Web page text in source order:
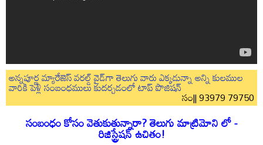
అన్నపూర్ణ మ్యారేజెస్ వరల్డ్ వైడ్‌గా తెలుగు వారు ఎక్కడున్నా అన్ని కులముల
వారికి పెళ్లి సంబంధములు కుదర్చడంలో టాప్ పొజిషన్
సం|| 93979 79750
సంబంధం కోసం వెతుకుతున్నారా? తెలుగు మాట్రిమోని లో -
రిజిస్ట్రేషన్ ఉచితం!